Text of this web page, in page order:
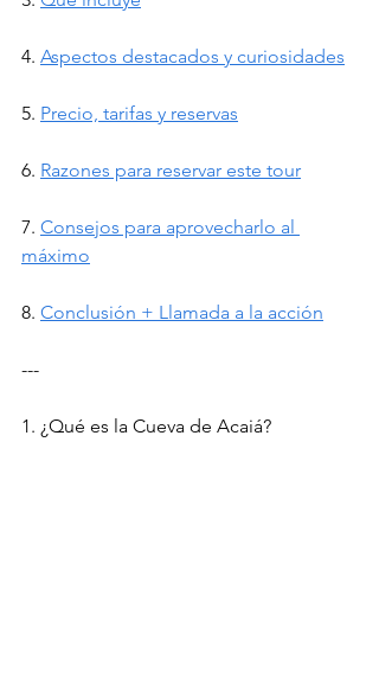
4. Aspectos destacados y curiosidades
5. Precio, tarifas y reservas
6. Razones para reservar este tour
7. Consejos para aprovecharlo al
máximo
8. Conclusión + Llamada a la acción
---
1. ¿Qué es la Cueva de Acaiá?